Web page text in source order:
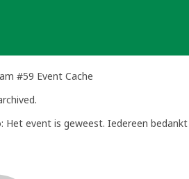
#59 Event Cache
Het event is geweest. Iedereen